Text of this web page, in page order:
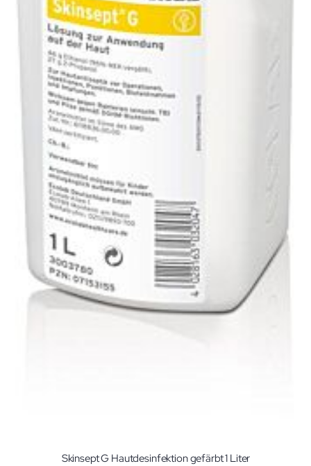
Skinsept G Hautdesinfektion gefärbt 1 Liter